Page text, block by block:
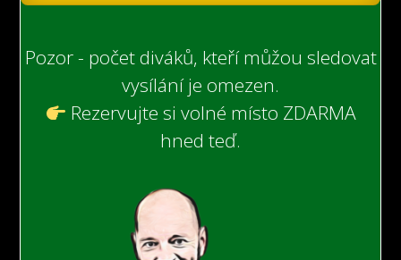
Pozor - počet diváků, kteří můžou sledovat
vysílání je omezen.
Rezervujte si volné místo ZDARMA
hned teď.